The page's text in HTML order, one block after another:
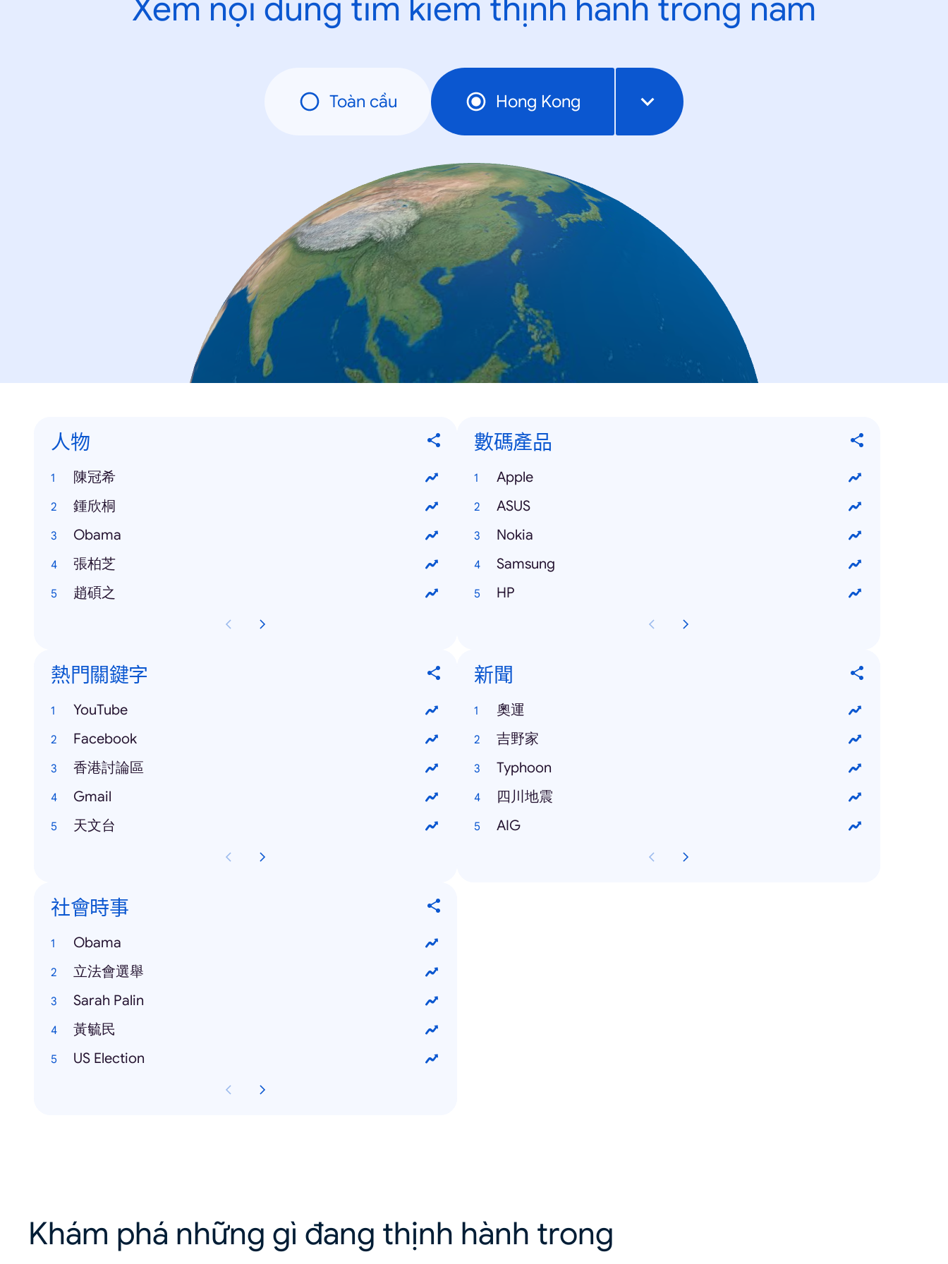
Xem nội dung tìm kiếm thịnh hành trong năm
Toàn cầu Hong Kong
人物
陳冠希
鍾欣桐
Obama
張柏芝
趙碩之
數碼產品
Apple
ASUS
Nokia
Samsung
HP
熱門關鍵字
YouTube
Facebook
香港討論區
Gmail
天文台
新聞
奧運
吉野家
Typhoon
四川地震
AIG
社會時事
Obama
立法會選舉
Sarah Palin
黃毓民
US Election
Khám phá những gì đang thịnh hành trong